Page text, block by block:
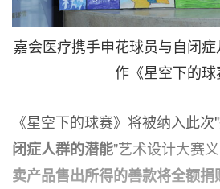
嘉会医疗携手申花球员与自闭
作《星空下的球
《星空下的球赛》将被纳入此次"
闭症人群的潜能"艺术设计大赛义
卖产品售出所得的善款将全额